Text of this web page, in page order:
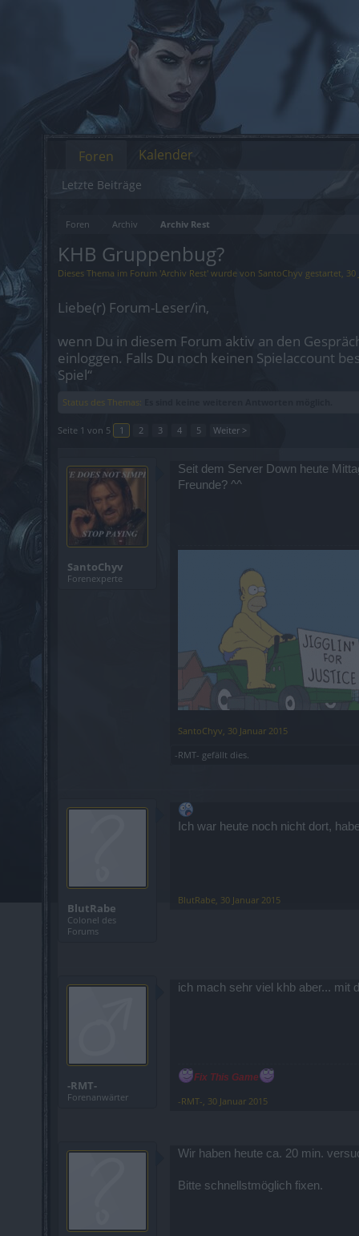
Foren Archiv Archiv Rest
KHB Gruppenbug?
Dieses Thema im Forum 'Archiv Rest' wurde von SantoChyv gestartet, 30
Liebe(r) Forum-Leser/in,
wenn Du in diesem Forum aktiv an den
einloggen. Falls Du noch keinen Spielaccount
Spiel“
Status des Themas:
Seite 1 von 5 1 2 3 4 5 Weiter >
SantoChyv
Forenexperte
Seit dem Server Down heute
Freunde? ^^
SantoChyv, 30 Januar 2015
-RMT- gefällt dies.
BlutRabe
Colonel des
Forums
Ich war heute noch nicht dort,
BlutRabe, 30 Januar 2015
-RMT-
Forenanwärter
ich mach sehr viel khb aber... mit
Fix This Game
-RMT-, 30 Januar 2015
Wir haben heute ca. 20 min.
Bitte schnellstmöglich fixen.
Foren
Letzte Beiträge
Kalender